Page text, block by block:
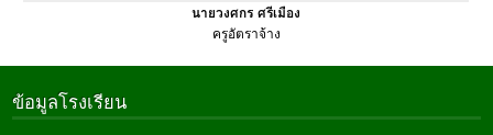
นายวงศกร ศรีเมือง
ครูอัตราจ้าง
ข้อมูลโรงเรียน